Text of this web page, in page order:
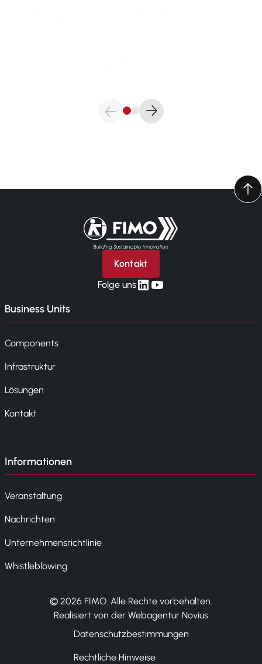
Zurück zur Startseite
Kontakt
Folge unslinkedin
yt
Business Units
Components
Infrastruktur
Lösungen
Kontakt
Informationen
Veranstaltung
Nachrichten
Unternehmensrichtlinie
Whistleblowing
© 2026 FIMO. Alle Rechte vorbehalten.
Realisiert von der Webagentur Novius
Datenschutzbestimmungen
Rechtliche Hinweise